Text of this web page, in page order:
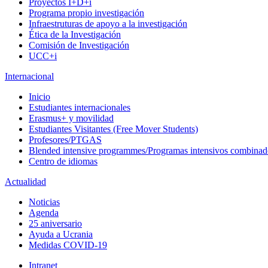
Proyectos I+D+i
Programa propio investigación
Infraestruturas de apoyo a la investigación
Ética de la Investigación
Comisión de Investigación
UCC+i
Internacional
Inicio
Estudiantes internacionales
Erasmus+ y movilidad
Estudiantes Visitantes (Free Mover Students)
Profesores/PTGAS
Blended intensive programmes/Programas intensivos
Centro de idiomas
Actualidad
Noticias
Agenda
25 aniversario
Ayuda a Ucrania
Medidas COVID-19
Intranet